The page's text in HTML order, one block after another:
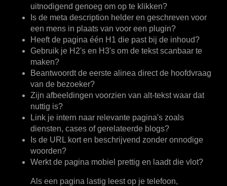
uitnodigend genoeg om op te klikken?
Is de meta description helder en geschreven voor
een mens in plaats van voor een plugin?
Heeft de pagina één H1 die past bij de inhoud?
Gebruik je H2's en H3's om de tekst scanbaar te
maken?
Beantwoordt de eerste alinea direct de hoofdvraag
van de bezoeker?
Zijn afbeeldingen voorzien van alt-tekstwaar dat
nuttig is?
Link je intern naar relevante pagina's zoals
diensten, cases of gerelateerde blogs?
Is de URL kort en beschrijvend zonder onnodige
woorden?
Werkt de pagina mobiel prettig en laadt die vlot?
Als een pagina lastig leest op je telefoon,